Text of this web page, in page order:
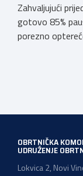
Zahvaljujući
gotovo 85%
porezno
komora
konačnom
prijedloge
OBRTNIČKA
UDRUŽENJE
Lokvica 2, Novi